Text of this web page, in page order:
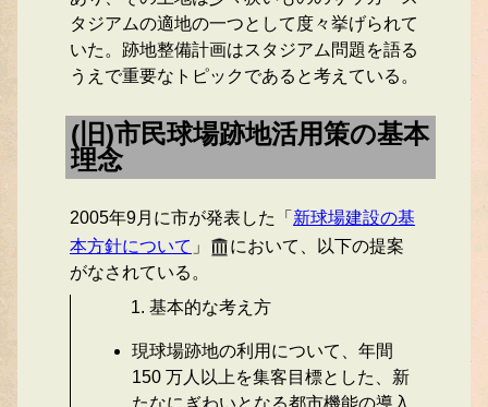
タジアムの適地の一つとして度々挙げられて
いた。跡地整備計画はスタジアム問題を語る
うえで重要なトピックであると考えている。
(旧)市民球場跡地活用策の基本
理念
2005年9月に市が発表した「 新球場建設の基
本方針について 」
において、以下の提案
がなされている。
基本的な考え方
現球場跡地の利用について、年間
150 万人以上を集客目標とした、新
たなにぎわいとなる都市機能の導入